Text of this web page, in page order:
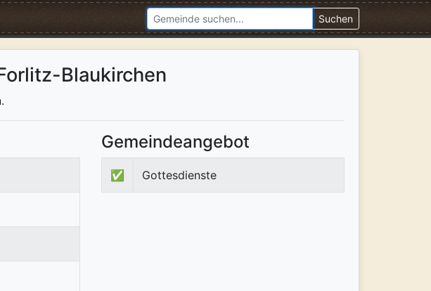
Suchen
Blaukirchen
Gemeindeangebot
✅ Gottesdienste